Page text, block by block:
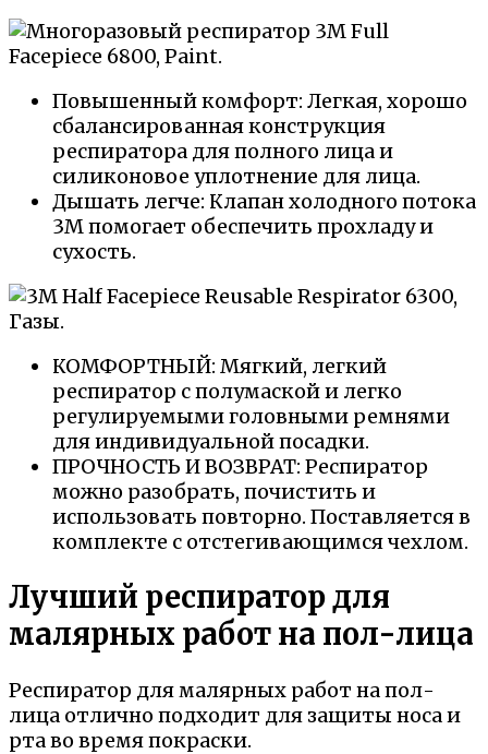
Повышенный комфорт: Легкая, хорошо
сбалансированная конструкция
респиратора для полного лица и
силиконовое уплотнение для лица.
Дышать легче: Клапан холодного потока
3M помогает обеспечить прохладу и
сухость.
КОМФОРТНЫЙ: Мягкий, легкий
респиратор с полумаской и легко
регулируемыми головными ремнями
для индивидуальной посадки.
ПРОЧНОСТЬ И ВОЗВРАТ: Респиратор
можно разобрать, почистить и
использовать повторно. Поставляется в
комплекте с отстегивающимся чехлом.
Лучший респиратор для
малярных работ на пол-лица
Респиратор для малярных работ на пол-
лица отлично подходит для защиты носа и
рта во время покраски.